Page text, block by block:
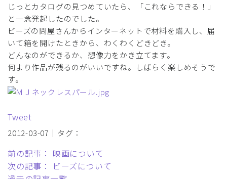
じっとカタログの見つめていたら、「これならできる！」
と一念発起したのでした。
ビーズの問屋さんからインターネットで材料を購入し、届
いて箱を開けたときから、わくわくどきどき。
どんなのができるか、想像力をかき立てます。
何より作品が残るのがいいですね。しばらく楽しめそうで
す。
Tweet
2012-03-07｜タグ：
前の記事： 映画について
次の記事： ビーズについて